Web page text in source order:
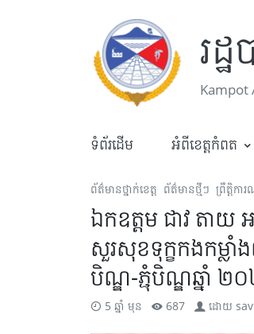
រដ្
Kampot
ទំព័រដើម អំពីខេត្តកំពត
ព័ត៌មានថ្នាក់ខេត្ត ព័ត៌មានថ្មីៗ ព្រឹត្តិកា
ឯកឧត្តម ជាវ តា
សួរសុខទុក្ខកងកម្លាំ
បិណ្ឌ-ភ្ជុំបិណ្ឌឆ្នាំ ២
5 ឆ្នាំ មុន 687 ដោយ